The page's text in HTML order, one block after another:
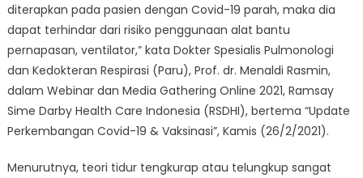
diterapkan pada pasien dengan Covid-19 parah, maka dia
dapat terhindar dari risiko penggunaan alat bantu
pernapasan, ventilator,” kata Dokter Spesialis Pulmonologi
dan Kedokteran Respirasi (Paru), Prof. dr. Menaldi Rasmin,
dalam Webinar dan Media Gathering Online 2021, Ramsay
Sime Darby Health Care Indonesia (RSDHI), bertema “Update
Perkembangan Covid-19 & Vaksinasi”, Kamis (26/2/2021).
Menurutnya, teori tidur tengkurap atau telungkup sangat